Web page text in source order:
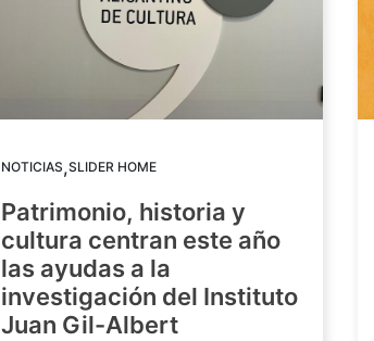
NOTICIAS,SLIDER HOME
Patrimonio, historia y
cultura centran este año
las ayudas a la
investigación del Instituto
Juan Gil-Albert